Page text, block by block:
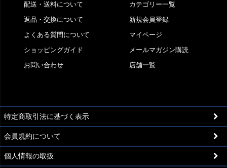
配送・送料について
返品・交換について
よくある質問について
ショッピングガイド
お問い合わせ
カテゴリー一覧
新規会員登録
マイページ
メールマガジン購読
店舗一覧
特定商取引法に基づく表示
会員規約について
個人情報の取扱